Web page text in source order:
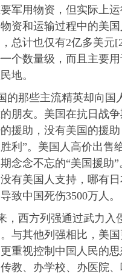
军用物资，但实际上
资和运输过程中的美
总计也仅有2亿多美元
个数量级，而且主要
地。
的那些主流精英却向国
朋友。美国在抗日战
援助，没有美国的援
利”。美国人高价出售
念念不忘的“美国援助
有美国人支持，哪有日
致中国死伤3500万人。
，西方列强通过武力入
与其他列强相比，美
重视控制中国人民的
教、办学校、办医院、